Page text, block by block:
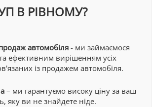
В РІВНОМУ?
автомобіля- ми займаємося
ефективним вирішенням усіх
із продажем автомобіля.
– ми гарантуємо високу ціну за ваш
яку ви не знайдете ніде.